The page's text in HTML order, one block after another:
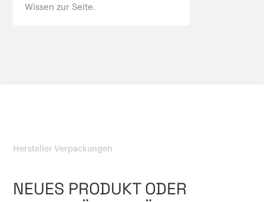
Wissen zur Seite.
Hersteller Verpackungen
NEUES PRODUKT ODER